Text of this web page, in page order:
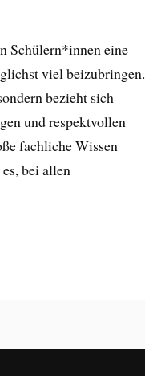
Schülern*innen eine
viel beizubringen.
bezieht sich
und respektvollen
fachliche Wissen
bei allen